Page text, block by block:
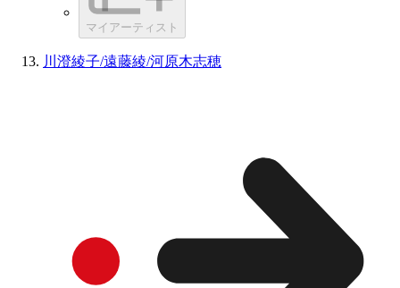
マイアーティスト
川澄綾子/遠藤綾/河原木志穂